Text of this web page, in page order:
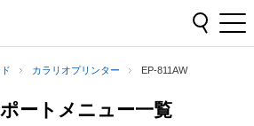
カラリオプリンター EP-811AW
ートメニュー一覧